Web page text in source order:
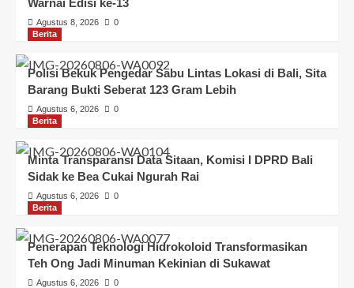
Agustus 8, 2026
0
Berita
Polisi Bekuk Pengedar Sabu Lintas Lokasi di Bali, Sita
Barang Bukti Seberat 123 Gram Lebih
Agustus 6, 2026
0
Berita
Minta Transparansi Data Sitaan, Komisi I DPRD Bali
Sidak ke Bea Cukai Ngurah Rai
Agustus 6, 2026
0
Berita
Penerapan Teknologi Hidrokoloid Transformasikan
Teh Ong Jadi Minuman Kekinian di Sukawat
Agustus 6, 2026
0